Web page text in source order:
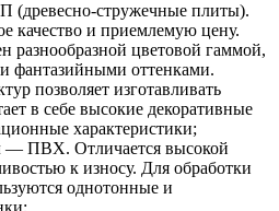
(древесно-стружечные плиты).
качество и приемлемую цену.
разнообразной цветовой гаммой,
фантазийными оттенками.
позволяет изготавливать
в себе высокие декоративные
характеристики;
— ПВХ. Отличается высокой
к износу. Для обработки
однотонные и